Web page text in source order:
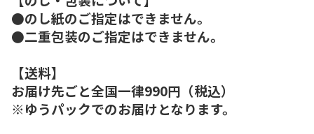
●のし紙のご指定はできません。
●二重包装のご指定はできません。
【送料】
お届け先ごと全国一律990円（税込）
※ゆうパックでのお届けとなります。